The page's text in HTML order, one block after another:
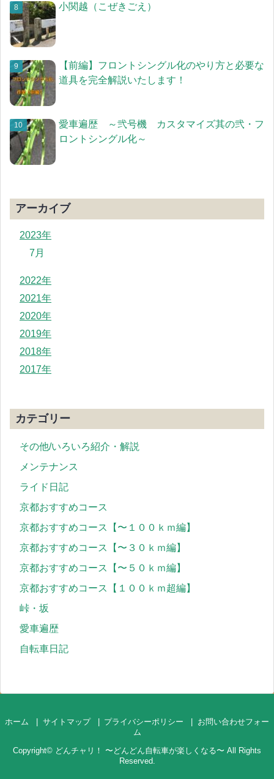
小関越（こぜきごえ）
【前編】フロントシングル化のやり方と必要な
道具を完全解説いたします！
愛車遍歴 ～弐号機 カスタマイズ其の弐・フ
ロントシングル化～
アーカイブ
2023年
7月
2022年
2021年
2020年
2019年
2018年
2017年
カテゴリー
その他/いろいろ紹介・解説
メンテナンス
ライド日記
京都おすすめコース
京都おすすめコース【〜１００ｋｍ編】
京都おすすめコース【〜３０ｋｍ編】
京都おすすめコース【〜５０ｋｍ編】
京都おすすめコース【１００ｋｍ超編】
峠・坂
愛車遍歴
自転車日記
ホーム サイトマップ プライバシーポリシー
お問い合わせフォー
ム
Copyright© どんチャリ！ 〜どんどん自転車が楽しくなる〜 All Rights
Reserved.